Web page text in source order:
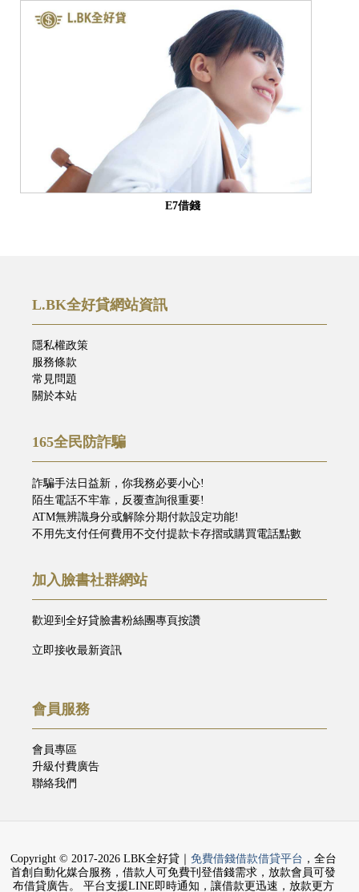
E7借錢
L.BK全好貸網站資訊
隱私權政策
服務條款
常見問題
關於本站
165全民防詐騙
詐騙手法日益新，你我務必要小心!
陌生電話不牢靠，反覆查詢很重要!
ATM無辨識身分或解除分期付款設定功能!
不用先支付任何費用不交付提款卡存摺或購買電話點數
加入臉書社群網站
歡迎到全好貸臉書粉絲團專頁按讚
立即接收最新資訊
會員服務
會員專區
升級付費廣告
聯絡我們
Copyright © 2017-2026 LBK全好貸｜ 免費借錢借款借貸平台 ，全台
首創自動化媒合服務，借款人可免費刊登借錢需求，放款會員可發
布借貸廣告。 平台支援LINE即時通知，讓借款更迅速，放款更方